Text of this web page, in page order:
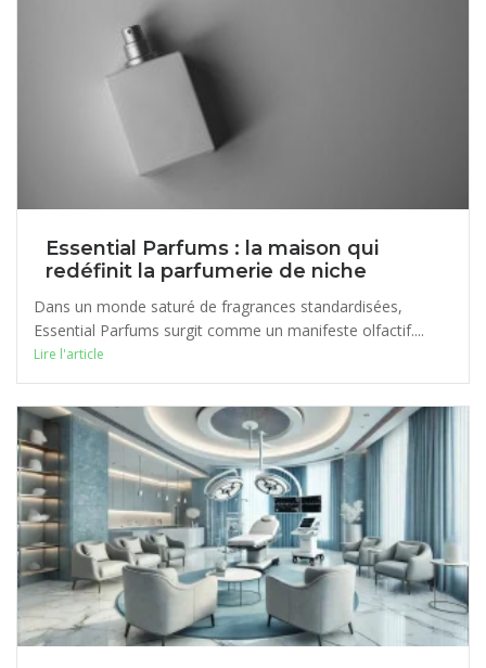
Essential Parfums : la maison qui
redéfinit la parfumerie de niche
Dans un monde saturé de fragrances standardisées,
Essential Parfums surgit comme un manifeste olfactif....
Lire l'article